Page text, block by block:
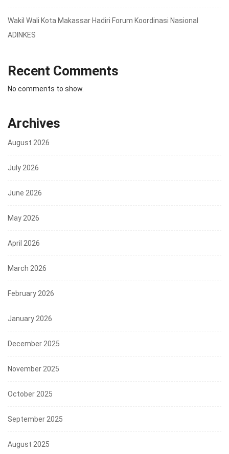
Wakil Wali Kota Makassar Hadiri Forum Koordinasi Nasional
ADINKES
Recent Comments
No comments to show.
Archives
August 2026
July 2026
June 2026
May 2026
April 2026
March 2026
February 2026
January 2026
December 2025
November 2025
October 2025
September 2025
August 2025